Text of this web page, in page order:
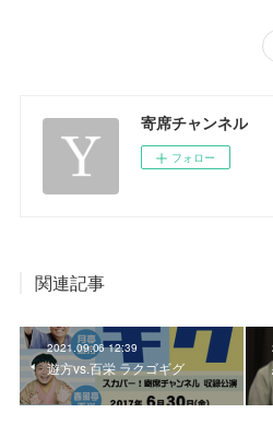
寄席チャンネル
フォロー
関連記事
2021.09.06 12:39
遊方vs.百栄 ラクゴギグ